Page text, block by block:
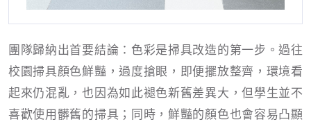
團隊歸納出首要結論：色彩是掃具改造的第一步。過往
校園掃具顏色鮮豔，過度搶眼，即便擺放整齊，環境看
起來仍混亂，也因為如此褪色新舊差異大，但學生並不
喜歡使用髒舊的掃具；同時，鮮豔的顏色也會容易凸顯